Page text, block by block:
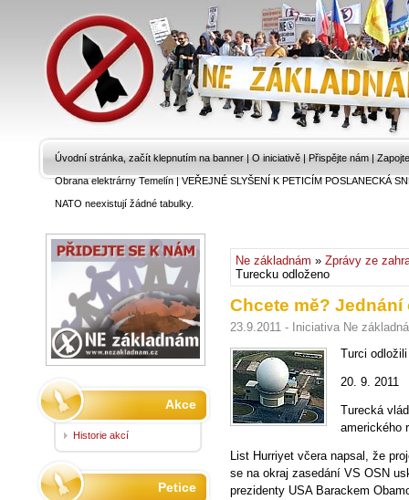
Úvodní stránka, začít klepnutím na banner | O iniciativě | Přispějte nám |
Obrana elektrárny Temelín|VEŘEJNÉ SLYŠENÍ K PETICÍM POSLANECKÁ
NATO neexistují žádné tabulky.
Ne základnám » Zprávy ze
Turecku odloženo
Chcete mě?
23.9.2011 - Iniciativa Ne
Turci odložili
20. 9. 2011
Turecká
amerického
List Hurriyet včera napsal, že
se na okraj zasedání VS OSN
prezidenty USA Barackem
Akce
Historie akcí
Petice